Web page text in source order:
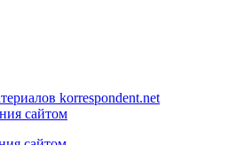
korrespondent.net
сайтом